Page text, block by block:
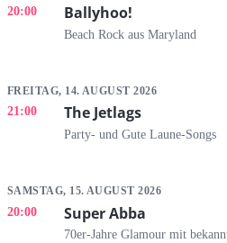
20:00 Ballyhoo!
Beach Rock aus Maryland
FREITAG, 14. AUGUST 2026
21:00 The Jetlags
Party- und Gute Laune-Songs
SAMSTAG, 15. AUGUST 2026
20:00 Super Abba
70er-Jahre Glamour mit